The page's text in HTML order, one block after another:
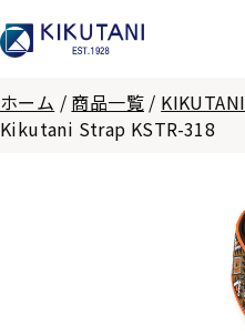
ホーム / 商品一覧 / KIKUTANI
Kikutani Strap KSTR-318